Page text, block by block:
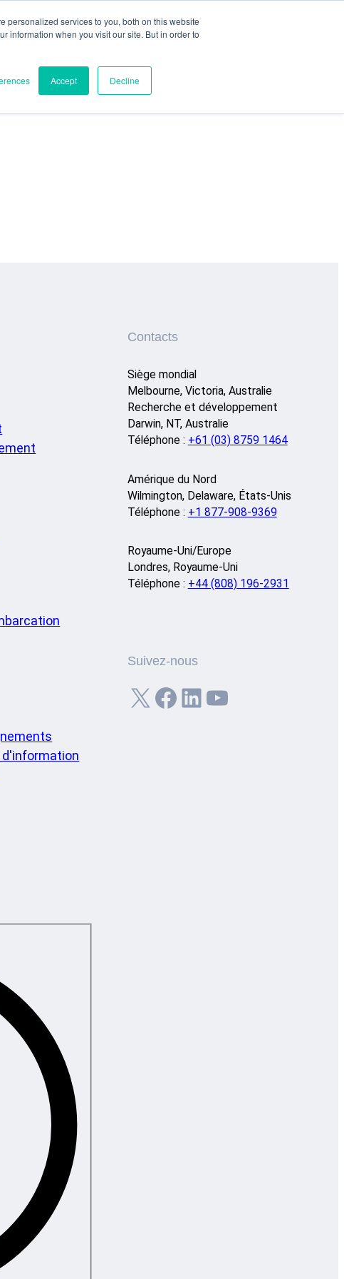
personalized services to you, both on this website
information when you visit our site. But in order to
Accept Decline
Contacts
Siège mondial
Melbourne, Victoria, Australie
Recherche et développement
Darwin, NT, Australie
Téléphone : +61 (03) 8759 1464
Amérique du Nord
Wilmington, Delaware, États-Unis
Téléphone : +1 877-908-9369
Royaume-Uni/Europe
Londres, Royaume-Uni
Téléphone : +44 (808) 196-2931
Suivez-nous
X Facebook LinkedIn YouTube